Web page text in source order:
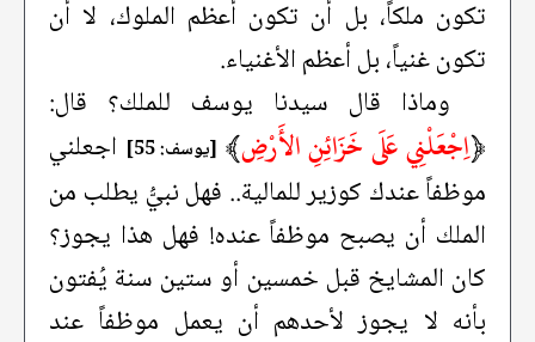
تكون ملكاً، بل أن تكون أعظم الملوك، لا أن
تكون غنياً، بل أعظم الأغنياء.
وماذا قال سيدنا يوسف للملك؟ قال:
﴿اِجْعَلْنِي عَلَى خَزَائِنِ الأَرْضِ﴾ [يوسف: 55]
اجعلني
موظفاً عندك كوزير للمالية.. فهل نبيُّ يطلب من
الملك أن يصبح موظفاً عنده! فهل هذا يجوز؟
كان المشايخ قبل خمسين أو ستين سنة يُفتون
بأنه لا يجوز لأحدهم أن يعمل موظفاً عند